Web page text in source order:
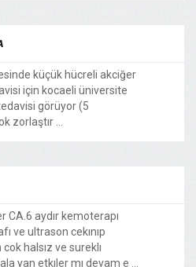
küçük hücreli akciğer
için kocaeli üniversite
görüyor (5
zorlaştır ...
CA.6 aydır kemoterapı
ve ultrason cekınıp
halsız ve sureklı
yan etkıler mı devam e ...